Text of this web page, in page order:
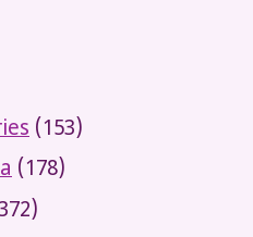
(153)
(178)